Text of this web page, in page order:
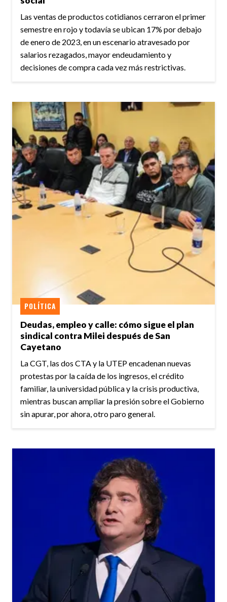
Las ventas de productos cotidianos cerraron el primer
semestre en rojo y todavía se ubican 17% por debajo
de enero de 2023, en un escenario atravesado por
salarios rezagados, mayor endeudamiento y
decisiones de compra cada vez más restrictivas.
Deudas, empleo y calle: cómo sigue el plan
sindical contra Milei después de San
Cayetano
POLÍTICA
La CGT, las dos CTA y la UTEP encadenan nuevas
protestas por la caída de los ingresos, el crédito
familiar, la universidad pública y la crisis productiva,
mientras buscan ampliar la presión sobre el Gobierno
sin apurar, por ahora, otro paro general.